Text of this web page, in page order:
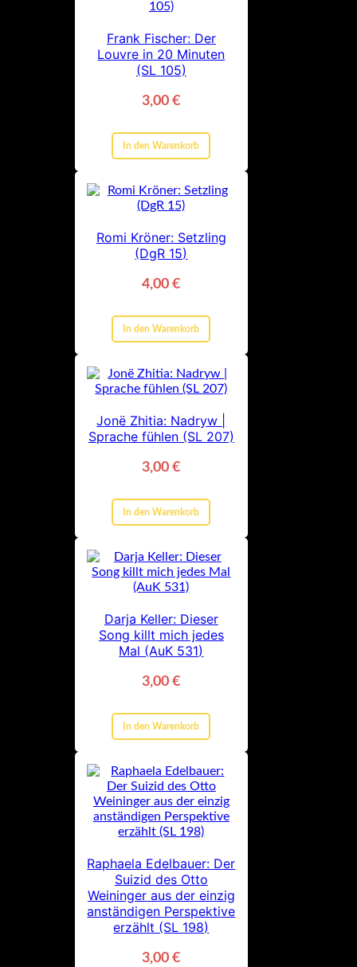
Frank Fischer: Der
Louvre in 20 Minuten
(SL 105)
3,00€
In den Warenkorb
Romi Kröner: Setzling
(DgR 15)
4,00€
In den Warenkorb
Jonë Zhitia: Nadryw |
Sprache fühlen (SL 207)
3,00€
In den Warenkorb
Darja Keller: Dieser
Song killt mich jedes
Mal (AuK 531)
3,00€
In den Warenkorb
Raphaela Edelbauer: Der
Suizid des Otto
Weininger aus der einzig
anständigen Perspektive
erzählt (SL 198)
3,00€